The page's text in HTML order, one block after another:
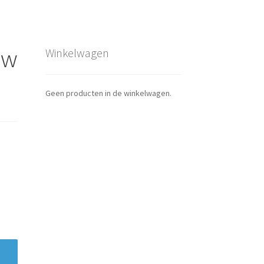
Winkelwagen
Geen producten in de winkelwagen.